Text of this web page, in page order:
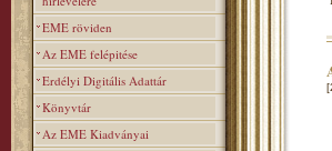
EME röviden
Az EME felépitése
Erdélyi Digitális Adattár
Könyvtár
Az EME Kiadványai